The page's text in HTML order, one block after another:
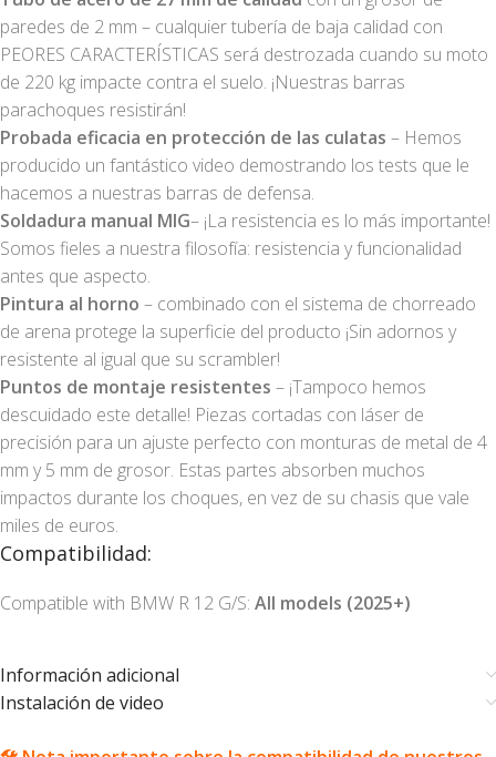
paredes de 2 mm – cualquier tubería de baja calidad con
PEORES CARACTERÍSTICAS será destrozada cuando su moto
de 220 kg impacte contra el suelo. ¡Nuestras barras
parachoques resistirán!
Probada eficacia en protección de las culatas – Hemos
producido un fantástico video demostrando los tests que le
hacemos a nuestras barras de defensa.
Soldadura manual MIG– ¡La resistencia es lo más importante!
Somos fieles a nuestra filosofía: resistencia y funcionalidad
antes que aspecto.
Pintura al horno – combinado con el sistema de chorreado
de arena protege la superficie del producto ¡Sin adornos y
resistente al igual que su scrambler!
Puntos de montaje resistentes – ¡Tampoco hemos
descuidado este detalle! Piezas cortadas con láser de
precisión para un ajuste perfecto con monturas de metal de 4
mm y 5 mm de grosor. Estas partes absorben muchos
impactos durante los choques, en vez de su chasis que vale
miles de euros.
Compatibilidad:
Compatible with BMW R 12 G/S: All models (2025+)
Información adicional
Instalación de video